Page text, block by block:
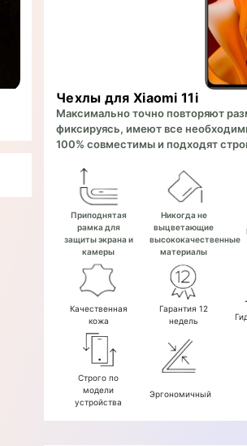
Чехлы для Xiaomi 11i
Максимально точно повторяют
фиксируясь, имеют все
100% совместимы и подходят
Приподнятая
рамка для
защиты экрана и
камеры
Никогда не
выцветающие
высококачественные
материалы
Качественная
кожа
Гарантия 12
недель
Строго по
модели
устройства
Эргономичный